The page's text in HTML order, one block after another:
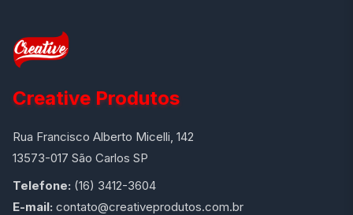
Creative Produtos
Rua Francisco Alberto Micelli, 142
13573-017 São Carlos SP
Telefone: (16) 3412-3604
E-mail: contato@creativeprodutos.com.br